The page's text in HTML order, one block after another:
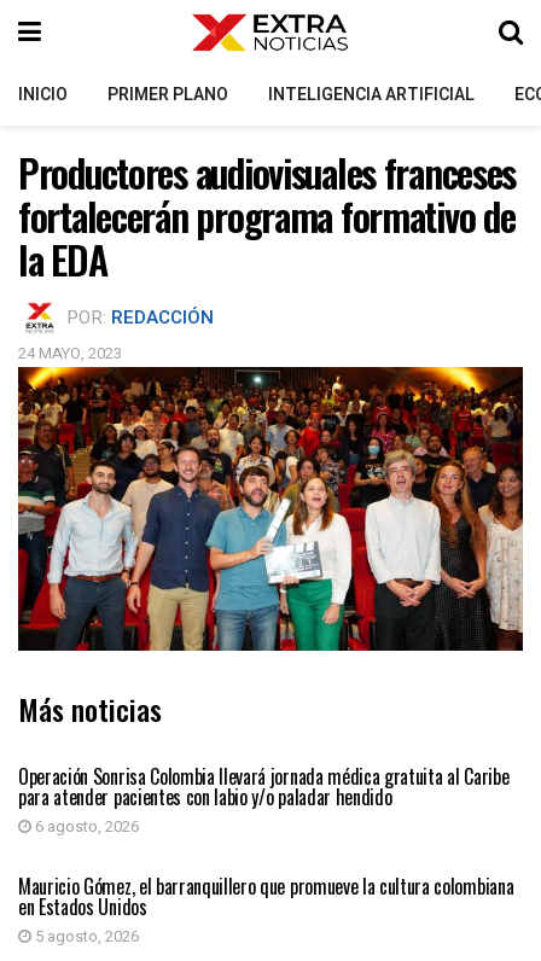
INICIO PRIMER PLANO INTELIGENCIA ARTIFICIAL
Productores audiovisuales franceses
fortalecerán programa formativo de
la EDA
POR: REDACCIÓN
24 MAYO, 2023
Más noticias
Operación Sonrisa Colombia llevará jornada médica gratuita al Caribe
para atender pacientes con labio y/o paladar hendido
6 agosto, 2026
PRIMER PLANO
Mauricio Gómez, el barranquillero que promueve la cultura colombiana
en Estados Unidos
5 agosto, 2026